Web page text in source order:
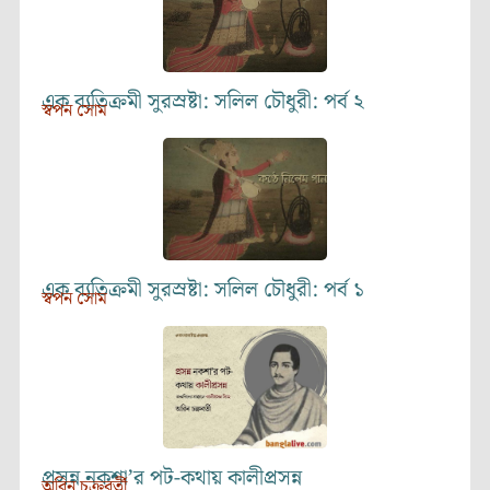
এক ব্যতিক্রমী সুরস্রষ্টা: সলিল চৌধুরী: পর্ব ২
স্বপন সোম
এক ব্যতিক্রমী সুরস্রষ্টা: সলিল চৌধুরী: পর্ব ১
স্বপন সোম
প্রসন্ন নকশা’র পট-কথায় কালীপ্রসন্ন